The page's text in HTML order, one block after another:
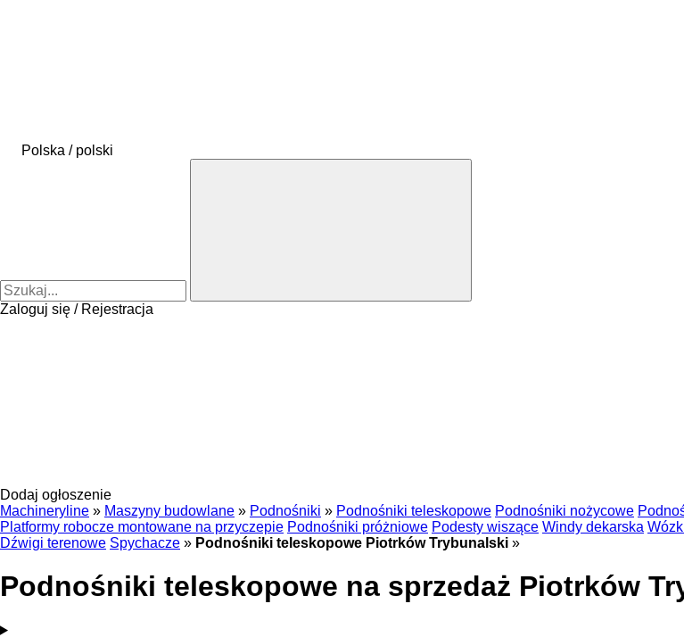
Polska / polski
Zaloguj się / Rejestracja
Dodaj ogłoszenie
Machineryline » Maszyny budowlane » Podnośniki » Podnośniki teleskopowe Podnośniki nożycowe
Platformy robocze montowane na przyczepie Podnośniki próżniowe Podesty wiszące Windy dekarska
Dźwigi terenowe Spychacze » Podnośniki teleskopowe Piotrków Trybunalski »
Podnośniki teleskopowe na sprzedaż Piotrków